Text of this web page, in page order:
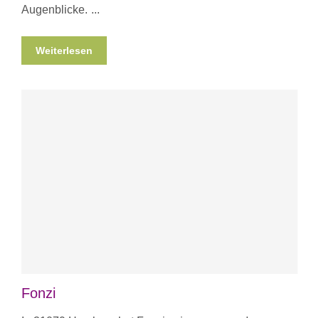
Augenblicke.
Weiterlesen
Fonzi